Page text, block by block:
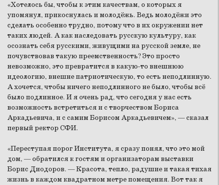
«Хотелось бы, чтобы к этим качествам, о которых я
упомянул, прикоснулась и молодёжь. Ведь молодёжи это
сделать особенно трудно, потому что в их окружении нет
таких людей. А как наследовать русскую культуру, как
осознать себя русскими, живущими на русской земле, не
почувствовав такую преемственность? Это просто
невозможно, это превратится в какую-то внешнюю
идеологию, внешне патриотическую, то есть неподлинную.
А хочется, чтобы ничего неподлинного не было, чтобы всё
было подлинное. И я очень рад, что сегодня у нас есть
возможность встретиться и с творчеством Бориса
Аркадьевича, и с самим Борисом Аркадьевичем», — сказал
первый ректор СФИ.
«Переступая порог Института, я сразу понял, что это мой
дом, — обратился к гостям и организаторам выставки
Борис Диодоров. — Красота, тепло, радушие и такая тихая
жизнь в каждом квадратном метре помещения. Вот так я